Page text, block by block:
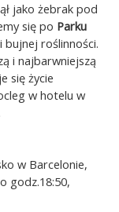
jako żebrak pod
się po Parku
roślinności.
i najbarwniejszą
się życie
w hotelu w
w Barcelonie,
godz.18:50,